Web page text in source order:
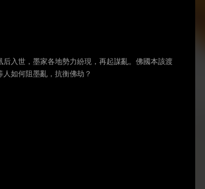
入世，墨家各地勢力紛現，再起謀亂。佛國本該渡
如何阻墨亂，抗衡佛劫？